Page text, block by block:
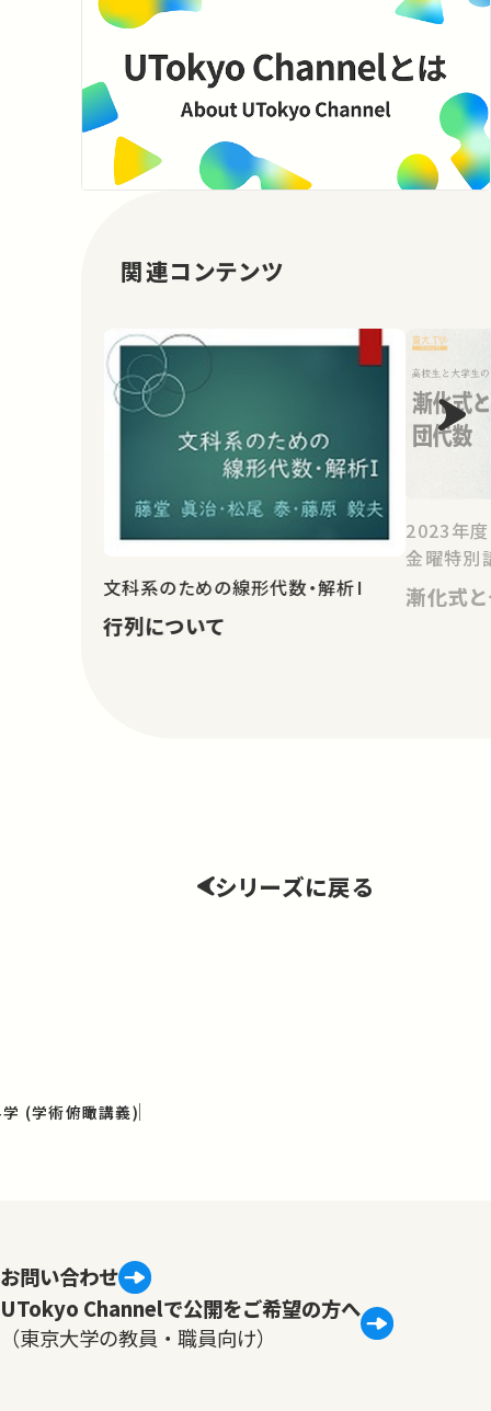
関連コンテンツ
文科系のための線形代数・解析I
行列について
2023年度
金曜特別
漸化式
シリーズに戻る
(学術俯瞰講義)
お問い合わせ
UTokyo Channelで公開をご希望の方へ
（東京大学の教員・職員向け）